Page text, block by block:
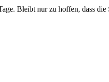
Bleibt nur zu hoffen, dass